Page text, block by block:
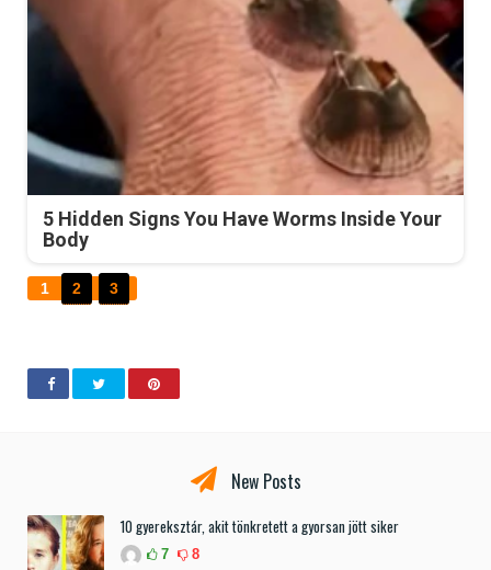
5 Hidden Signs You Have Worms Inside Your
Body
1 2 3
New Posts
10 gyereksztár, akit tönkretett a gyorsan jött siker
7 8